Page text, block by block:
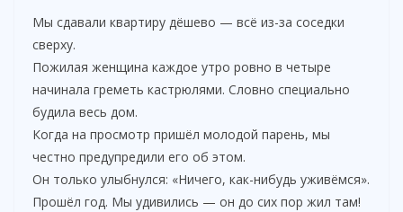
Мы сдавали квартиру дёшево — всё из-за соседки
сверху.
Пожилая женщина каждое утро ровно в четыре
начинала греметь кастрюлями. Словно специально
будила весь дом.
Когда на просмотр пришёл молодой парень, мы
честно предупредили его об этом.
Он только улыбнулся: «Ничего, как-нибудь уживёмся».
Прошёл год. Мы удивились — он до сих пор жил там!